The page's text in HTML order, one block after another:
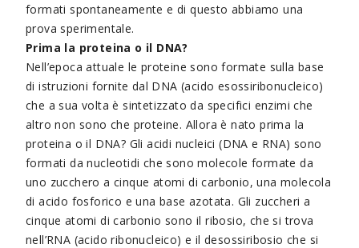
formati spontaneamente e di questo abbiamo una
prova sperimentale.
Prima la proteina o il DNA?
Nell’epoca attuale le proteine sono formate sulla base
di istruzioni fornite dal DNA (acido esossiribonucleico)
che a sua volta è sintetizzato da specifici enzimi che
altro non sono che proteine. Allora è nato prima la
proteina o il DNA? Gli acidi nucleici (DNA e RNA) sono
formati da nucleotidi che sono molecole formate da
uno zucchero a cinque atomi di carbonio, una molecola
di acido fosforico e una base azotata. Gli zuccheri a
cinque atomi di carbonio sono il ribosio, che si trova
nell’RNA (acido ribonucleico) e il desossiribosio che si